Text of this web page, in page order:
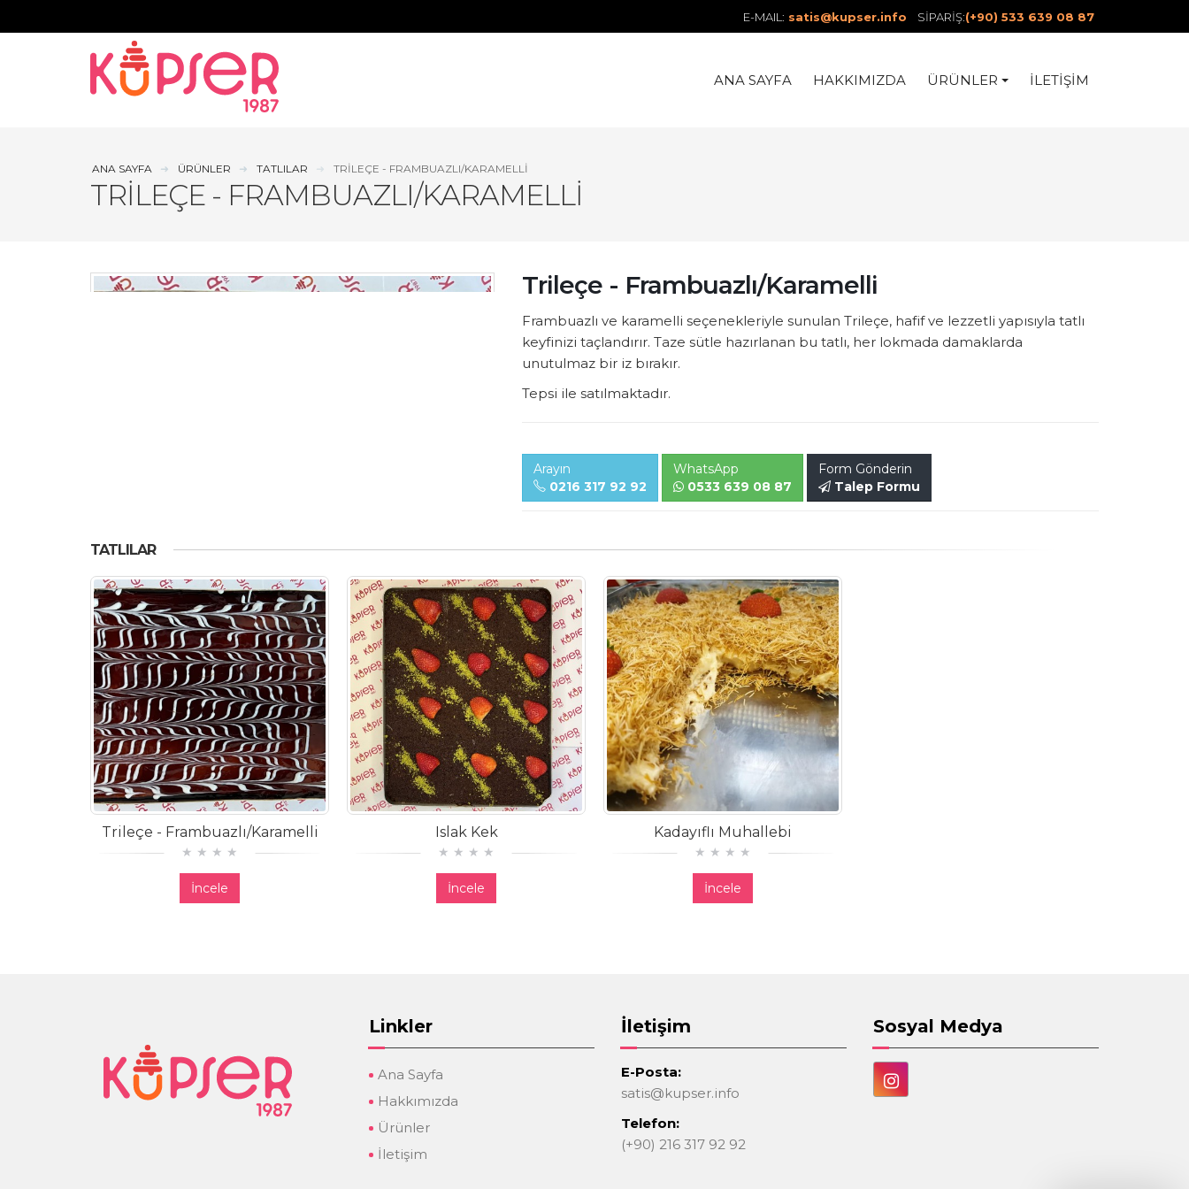
E-MAIL: satis@kupser.info SİPARİŞ:(+90) 533 639 08 87
ANA SAYFA HAKKIMIZDA ÜRÜNLER İLETIŞIM
ANA SAYFA ÜRÜNLER TATLILAR TRILEÇE - FRAMBUAZLI/KARAMELLI
TRILEÇE - FRAMBUAZLI/KARAMELLI
Trileçe - Frambuazlı/Karamelli
Frambuazlı ve karamelli seçenekleriyle sunulan Trileçe, hafif ve lezzetli yapısıyla tatlı
keyfinizi taçlandırır. Taze sütle hazırlanan bu tatlı, her lokmada damaklarda
unutulmaz bir iz bırakır.
Tepsi ile satılmaktadır.
Arayın
0216 317 92 92
WhatsApp
0533 639 08 87
Form Gönderin
Talep Formu
TATLILAR
Trileçe - Frambuazlı/Karamelli
İncele
Islak Kek
İncele
Kadayıflı Muhallebi
İncele
Linkler
Ana Sayfa
Hakkımızda
Ürünler
İletişim
İletişim
E-Posta:
satis@kupser.info
Telefon:
(+90) 216 317 92 92
Sosyal Medya